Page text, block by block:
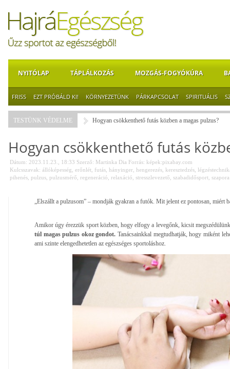
NYITÓLAP TÁPLÁLKOZÁS MOZGÁS-FOGYÓKÚRA
FRISS EZT PRÓBÁLD KI! KÖRNYEZETÜNK PÁRKAPCSOLAT SPIRITUÁLIS
TESTÜNK VÉDELME Hogyan csökkenthető futás közben a magas pulzus?
Hogyan csökkenthető futás
Dátum: 2023.11.23., 18:33 Szerző: Martinka Dia Forrás: képek:pixabay.com
Kulcsszavak: állóképesség erőnlét futás hányinger hengerezés keresztedzés
pihenés pulzus pulzusmérő regeneráció relaxáció stresszlevezető szabadidősport
„Elszállt a pulzusom” – mondják gyakran a futók. Mit jelent ez pontosan, miért
Amikor úgy érezzük sport közben, hogy elfogy a levegőnk, kicsit
túl magas pulzus okoz gondot. Tanácsainkkal megtudhatják, hogy miként
ami szinte elengedhetetlen az egészséges sportoláshoz.